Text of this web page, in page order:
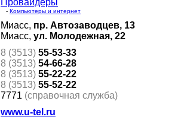
Провайдеры
- Компьютеры и интернет
Миасс, пр. Автозаводцев, 13
Миасс, ул. Молодежная, 22
8 (3513) 55-53-33
8 (3513) 54-66-28
8 (3513) 55-22-22
8 (3513) 55-52-22
7771 (справочная служба)
www.u-tel.ru